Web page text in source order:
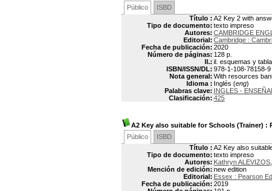
Público
ISBD
Título : A2 Key 2 with
Tipo de documento: texto impreso
Autores: CAMBRIDGE
Editorial: Cambridge :
Fecha de publicación: 2020
Número de páginas: 128 p.
Il.: il. esquemas y
ISBN/ISSN/DL: 978-1-108-78158-9
Nota general: With resources
Idioma : Inglés (eng)
Palabras clave: INGLES -
Clasificación: 425
A2 Key also suitable for Schools (Trainer) :
Público
ISBD
Título : A2 Key also
Tipo de documento: texto impreso
Autores: Kathryn ALEVIZOS
Mención de edición: new edition
Editorial: Essex : Pearson
Fecha de publicación: 2019